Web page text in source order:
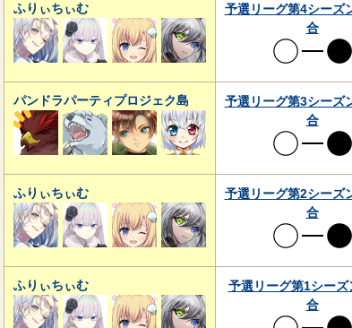
ふりぃちぃむ
予選リーグ第4シーズ
合
パンドラパーティプロジェク島
予選リーグ第3シーズ
合
ふりぃちぃむ
予選リーグ第2シーズ
合
ふりぃちぃむ
予選リーグ第1シーズ
合